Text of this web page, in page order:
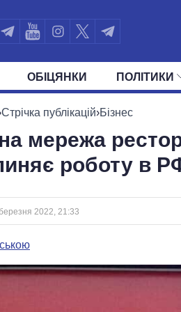
ОБIЦЯНКИ ПОЛIТИКИ
УСІ ПОЛІТИКИ ПРЕЗИДЕНТ І ОФІС
Стрічка публікацій›Бізнес
мережа
роботу в
2022, 21:33